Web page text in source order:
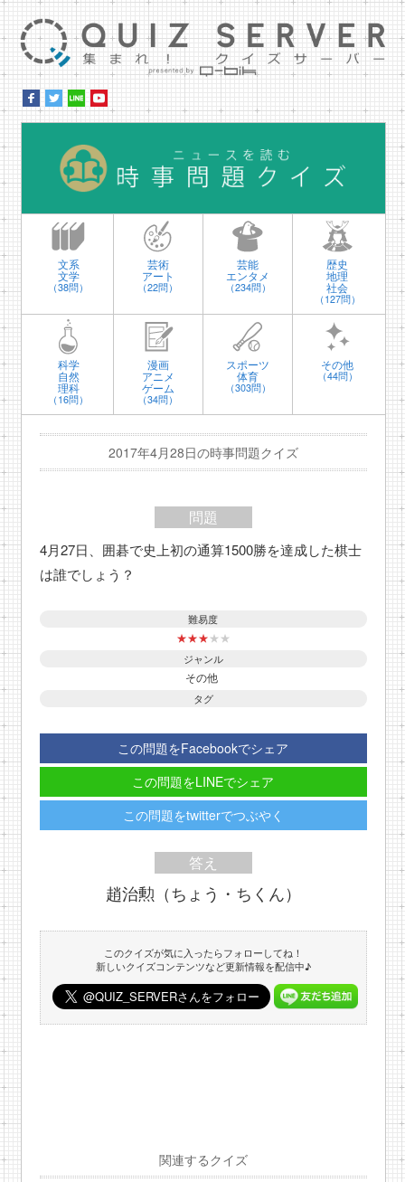
文系
文学
（38問）
芸術
アート
（22問）
芸能
エンタメ
（234問）
歴史
地理
社会
（127問）
科学
自然
理科
（16問）
漫画
アニメ
ゲーム
（34問）
スポーツ
体育
（303問）
その他
（44問）
2017年4月28日の時事問題クイズ
問題
4月27日、囲碁で史上初の通算1500勝を達成した棋士
は誰でしょう？
難易度
★★★★ ★
ジャンル
その他
タグ
この問題をFacebookでシェア
この問題をLINEでシェア
この問題をtwitterでつぶやく
答え
趙治勲（ちょう・ちくん）
このクイズが気に入ったらフォローしてね！
新しいクイズコンテンツなど更新情報を配信中♪
関連するクイズ